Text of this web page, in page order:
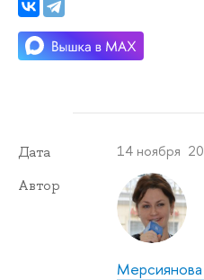
Дата 14 ноября
Автор